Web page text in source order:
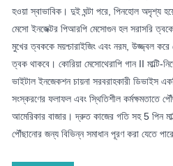
হওয়া স্বাভাবিক। দুই ঘন্টা পরে, পিনহোল অদৃশ্য
মেসো ইনজেক্টর পিআরপি মেসোগুন হল সরাসরি
মুখের ত্বককে ময়শ্চারাইজিং এবং নরম, উজ্জ্বল
ত্বক থাকবে। কোরিয়া মেসোথেরাপি গান II মাল্টি-
ভাইটাল ইনজেকশন চায়না সরবরাহকারী ডিভাইস
সংস্করণের ফলাফল এবং স্থিতিশীল কর্মক্ষমতাতে
আমেরিকার বাজার। দ্রুত কাজের গতি সহ 5 পিন
পৌঁছানোর জন্য বিভিন্ন সমাধান পূরণ করা যেতে